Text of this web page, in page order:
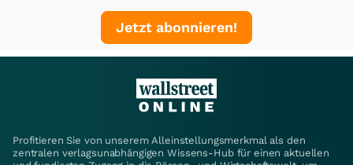
Jetzt abonnieren!
Profitieren Sie von unserem Alleinstellungsmerkmal als den
zentralen verlagsunabhängigen Wissens-Hub für einen aktuellen